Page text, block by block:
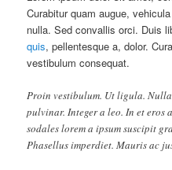
Curabitur quam augue,
nulla. Sed convallis orci. Duis
quis, pellentesque a, dolor.
vestibulum consequat.
Proin vestibulum. Ut ligula.
pulvinar. Integer a leo. In et eros
sodales lorem a ipsum suscipit
Phasellus imperdiet. Mauris ac